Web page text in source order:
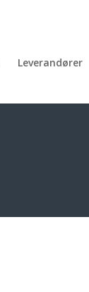
Leverandører